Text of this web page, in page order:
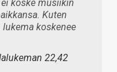
koske musiikin
Kuten
koskenee
22,42